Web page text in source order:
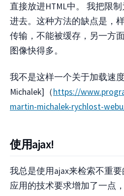
直接放进HTML中。 我把限
进去。这种方法的缺点是，
传输，不能被缓存，另一方
图像快得多。
我不是这样一个关于加载速
Michalek]（https://
martin-michalek-rychlost-
使用ajax!
我总是使用ajax来检索不重
应用的技术要求增加了一点